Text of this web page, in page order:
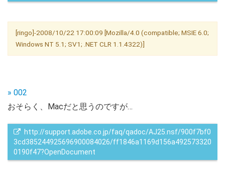
[ringo]-2008/10/22 17:00:09 [Mozilla/4.0 (compatible; MSIE 6.0;
Windows NT 5.1; SV1; .NET CLR 1.1.4322)]
» 002
おそらく、Macだと思うのですが…
http://support.adobe.co.jp/faq/qadoc/AJ25.nsf/900f7bf0
3cd385244925696900084026/ff1846a1169d156a492573320
0190f47?OpenDocument